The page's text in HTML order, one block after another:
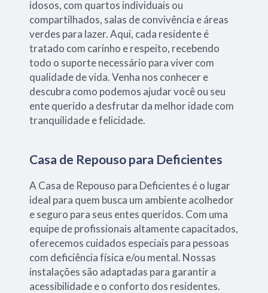
idosos, com quartos individuais ou
compartilhados, salas de convivência e áreas
verdes para lazer. Aqui, cada residente é
tratado com carinho e respeito, recebendo
todo o suporte necessário para viver com
qualidade de vida. Venha nos conhecer e
descubra como podemos ajudar você ou seu
ente querido a desfrutar da melhor idade com
tranquilidade e felicidade.
Casa de Repouso para Deficientes
A Casa de Repouso para Deficientes é o lugar
ideal para quem busca um ambiente acolhedor
e seguro para seus entes queridos. Com uma
equipe de profissionais altamente capacitados,
oferecemos cuidados especiais para pessoas
com deficiência física e/ou mental. Nossas
instalações são adaptadas para garantir a
acessibilidade e o conforto dos residentes.